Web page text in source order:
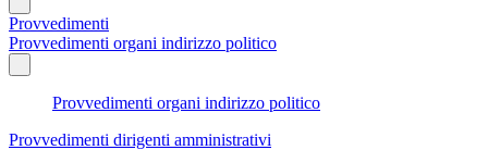
Provvedimenti
Provvedimenti organi indirizzo politico
Provvedimenti organi indirizzo politico
Provvedimenti dirigenti amministrativi